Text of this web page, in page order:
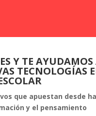
Y TE AYUDAMOS
TECNOLOGÍAS
que apuestan desde
y el pensamiento